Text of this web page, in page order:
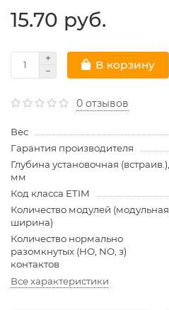
15.70 руб.
В корзину
0 отзывов
Вес
Гарантия производителя
Глубина установочная (встраив.),
мм
Код класса ETIM
Количество модулей (модульная
ширина)
Количество нормально
разомкнутых (НО, NO, з)
контактов
Все характеристики